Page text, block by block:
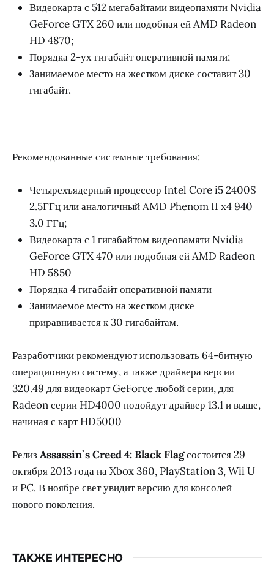
Видеокарта с 512 мегабайтами видеопамяти Nvidia
GeForce GTX 260 или подобная ей AMD Radeon
HD 4870;
Порядка 2-ух гигабайт оперативной памяти;
Занимаемое место на жестком диске составит 30
гигабайт.
Рекомендованные системные требования:
Четырехъядерный процессор Intel Core i5 2400S
2.5ГГц или аналогичный AMD Phenom II x4 940
3.0 ГГц;
Видеокарта с 1 гигабайтом видеопамяти Nvidia
GeForce GTX 470 или подобная ей AMD Radeon
HD 5850
Порядка 4 гигабайт оперативной памяти
Занимаемое место на жестком диске
приравнивается к 30 гигабайтам.
Разработчики рекомендуют использовать 64-битную
операционную систему, а также драйвера версии
320.49 для видеокарт GeForce любой серии, для
Radeon серии HD4000 подойдут драйвер 13.1 и выше,
начиная с карт HD5000
Релиз Assassin`s Creed 4: Black Flagсостоится 29
октября 2013 года на Xbox 360, PlayStation 3, Wii U
и PC. В ноябре свет увидит версию для консолей
нового поколения.
ТАКЖЕ ИНТЕРЕСНО